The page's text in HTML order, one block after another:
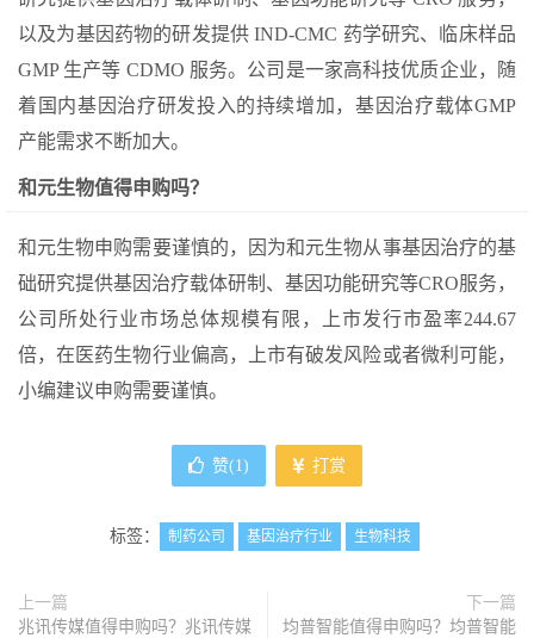
以及为基因药物的研发提供 IND-CMC 药学研究、临床样品
GMP 生产等 CDMO 服务。公司是一家高科技优质企业，随
着国内基因治疗研发投入的持续增加，基因治疗载体GMP
产能需求不断加大。
和元生物值得申购吗？
和元生物申购需要谨慎的，因为和元生物从事基因治疗的基
础研究提供基因治疗载体研制、基因功能研究等CRO服务，
公司所处行业市场总体规模有限，上市发行市盈率244.67
倍，在医药生物行业偏高，上市有破发风险或者微利可能，
小编建议申购需要谨慎。
赞(1) 打赏
标签： 制药公司 基因治疗行业 生物科技
上一篇
兆讯传媒值得申购吗？兆讯传媒
下一篇
均普智能值得申购吗？均普智能